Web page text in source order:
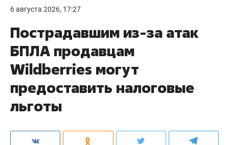
6 августа 2026, 17:27
Пострадавшим из-за атак
БПЛА продавцам
Wildberries могут
предоставить налоговые
льготы